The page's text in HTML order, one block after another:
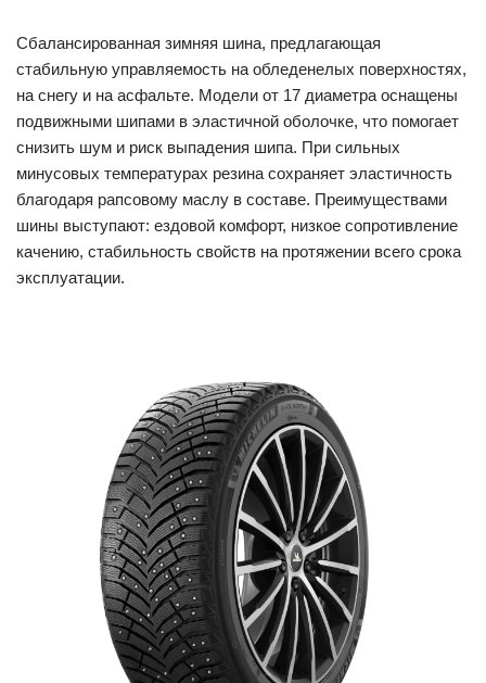
Сбалансированная зимняя шина, предлагающая
стабильную управляемость на обледенелых поверхностях,
на снегу и на асфальте. Модели от 17 диаметра оснащены
подвижными шипами в эластичной оболочке, что помогает
снизить шум и риск выпадения шипа. При сильных
минусовых температурах резина сохраняет эластичность
благодаря рапсовому маслу в составе. Преимуществами
шины выступают: ездовой комфорт, низкое сопротивление
качению, стабильность свойств на протяжении всего срока
эксплуатации.